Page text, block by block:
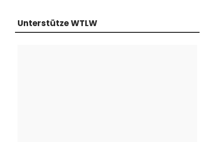
Unterstütze WTLW